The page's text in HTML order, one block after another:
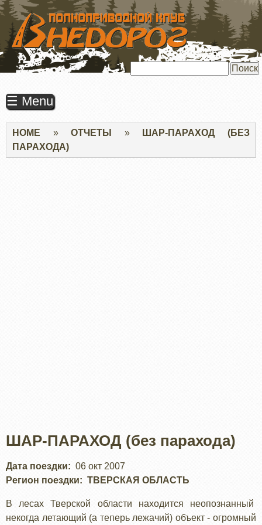
ПЕРЕЙТИ
ОСНОВНОМУ
СОДЕРЖАНИЮ
☰ Menu
Строка
навигации
HOME ОТЧЕТЫ
ШАР-ПАРАХОД (БЕЗ
ПАРАХОДА)
ШАР-ПАРАХОД (без парахода)
Дата поездки
06 окт 2007
Регион поездки
ТВЕРСКАЯ ОБЛАСТЬ
В лесах Тверской области находится неопознанный
некогда летающий (а теперь лежачий) объект - огромный